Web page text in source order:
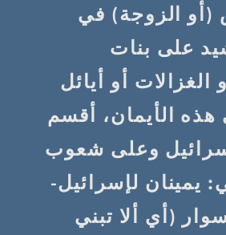
(أو الزوجة) في
على بنات
الغزالات أو أيائل
هذه الأيمان، أقسم
وعلى شعوب
يمينان لإسرائيل-
(أي ألا تبني